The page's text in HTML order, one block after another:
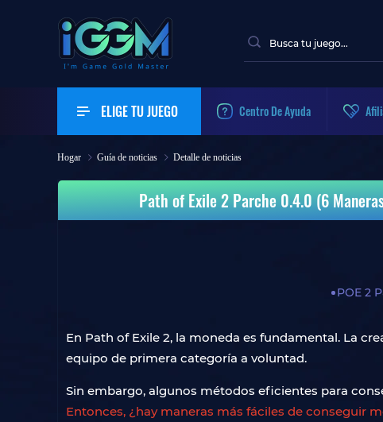
ELIGE TU JUEGO Centro De Ayuda
Hogar Guía de noticias Detalle de noticias
Path of Exile 2 Parche 0.4.0 (6
POE 2
En Path of Exile 2, la moneda es fundamental. La
equipo de primera categoría a voluntad.
Sin embargo, algunos métodos eficientes para
Entonces, ¿hay maneras más fáciles de conseguir